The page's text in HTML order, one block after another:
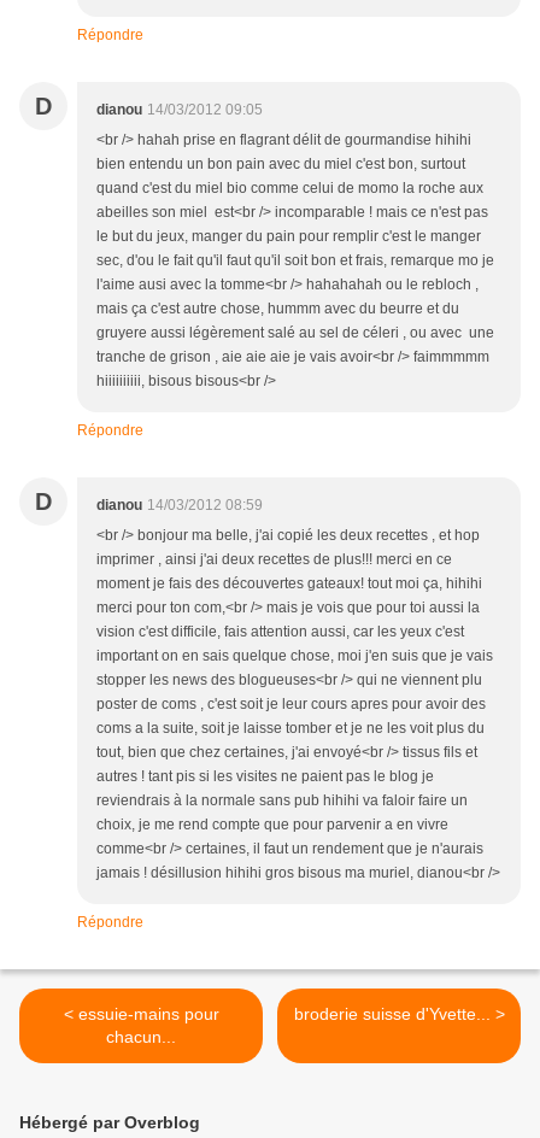
Répondre
D dianou 14/03/2012 09:05
<br /> hahah prise en flagrant délit de gourmandise hihihi
bien entendu un bon pain avec du miel c'est bon, surtout
quand c'est du miel bio comme celui de momo la roche aux
abeilles son miel est<br /> incomparable ! mais ce n'est pas
le but du jeux, manger du pain pour remplir c'est le manger
sec, d'ou le fait qu'il faut qu'il soit bon et frais, remarque mo je
l'aime ausi avec la tomme<br /> hahahahah ou le rebloch ,
mais ça c'est autre chose, hummm avec du beurre et du
gruyere aussi légèrement salé au sel de céleri , ou avec une
tranche de grison , aie aie aie je vais avoir<br /> faimmmmm
hiiiiiiiiii, bisous bisous<br />
Répondre
D dianou 14/03/2012 08:59
<br /> bonjour ma belle, j'ai copié les deux recettes , et hop
imprimer , ainsi j'ai deux recettes de plus!!! merci en ce
moment je fais des découvertes gateaux! tout moi ça, hihihi
merci pour ton com,<br /> mais je vois que pour toi aussi la
vision c'est difficile, fais attention aussi, car les yeux c'est
important on en sais quelque chose, moi j'en suis que je vais
stopper les news des blogueuses<br /> qui ne viennent plu
poster de coms , c'est soit je leur cours apres pour avoir des
coms a la suite, soit je laisse tomber et je ne les voit plus du
tout, bien que chez certaines, j'ai envoyé<br /> tissus fils et
autres ! tant pis si les visites ne paient pas le blog je
reviendrais à la normale sans pub hihihi va faloir faire un
choix, je me rend compte que pour parvenir a en vivre
comme<br /> certaines, il faut un rendement que je n'aurais
jamais ! désillusion hihihi gros bisous ma muriel, dianou<br />
Répondre
< essuie-mains pour
chacun...
broderie suisse d'Yvette... >
Hébergé par Overblog